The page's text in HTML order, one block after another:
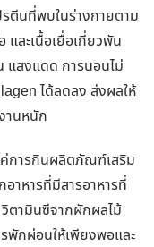
ตีนที่พบในร่างกายตาม
และเนื้อเยื่อเกี่ยวพัน
แสงแดด การนอนไม่
ได้ลดลง ส่งผลให้
านหนัก
การกินผลิตภัณฑ์เสริม
าหารที่มีสารอาหารที่
ตามินซีจากผักผลไม้
พักผ่อนให้เพียงพอและ